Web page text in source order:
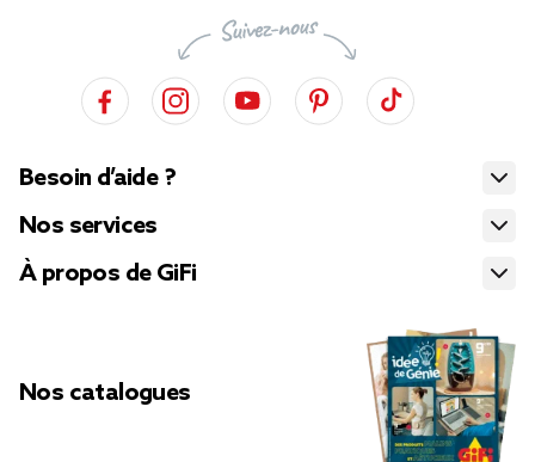
Besoin d’aide ?
Nos services
À propos de GiFi
Nos catalogues